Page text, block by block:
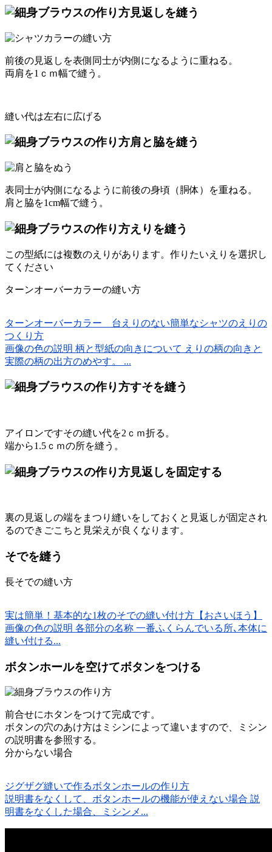
見返しを縫う
前後の見返しを表側同士が内側になるように重ねる。
両肩を1ｃｍ幅で縫う。
縫い代は左右に広げる
肩と脇を縫う
表同士が内側になるように前後の身頃（胴体）を重ねる。
肩と脇を1cm幅で縫う。
えりを縫う
この型紙には複数のえりがあります。作りたいえりを選択し
てください
ターンオーバーカラーの縫い方
ターンオーバーカラー 台えりのない簡単なシャツのえりの
つくり方
画像の色の説明 柄と型紙の向きについて えりの柄の向きと
実際の柄の出方のめやす。 ...
すそを縫う
アイロンですその縫い代を2ｃｍ折る。
端から1.5ｃｍの所を縫う。
見返しを固定する
裏の見返しの端をまつり縫いをしておくと見返しが固定され
るのできごこちと見栄えが良くなります。
そでを縫う
長そでの縫い方
実は簡単！基本的な1枚のそでの縫い付け方【おさいほう】
画像の色の説明 各部分の名称 一番ふくらんでいる所､本体に
縫い付ける...
ボタンホールを空けてボタンをつける
前合せにホタンをつけて完成です。
ボタンの穴のあけ方はミシンによって違いますので、ミシン
の説明書を参照する。
分からない場合
ジグザグ縫いで作るボタンホールの作り方
説明書をなくして、ボタンホールの機能が使えない場合 説
明書をなくした場合、ミシンメ...